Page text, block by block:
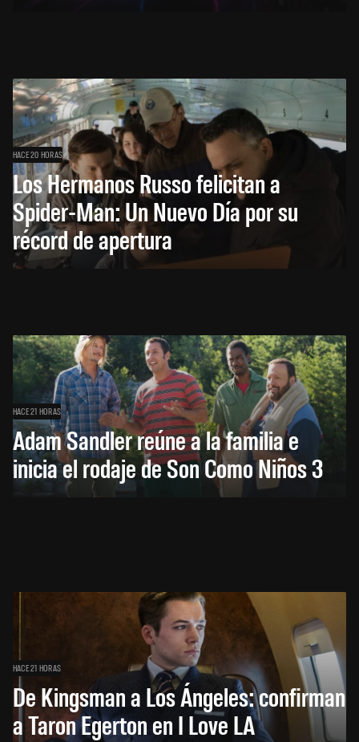
HACE 20 HORAS
Los Hermanos Russo felicitan a
Spider-Man: Un Nuevo Día por su
récord de apertura
HACE 21 HORAS
Adam Sandler reúne a la familia e
inicia el rodaje de Son Como Niños 3
HACE 21 HORAS
De Kingsman a Los Ángeles: confirman
a Taron Egerton en I Love LA